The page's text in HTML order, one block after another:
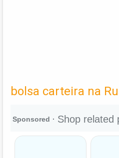
bolsa carteira na